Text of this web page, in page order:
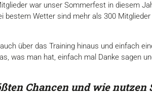
war unser Sommerfest in diesem
bestem Wetter sind mehr als 300
über das Training hinaus und einfach
was man hat, einfach mal Danke sagen
Chancen und wie